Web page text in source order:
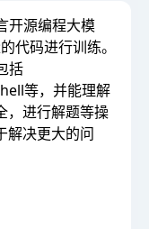
开源编程大模
代码进行训练。
括
等，并能理解
，进行解题等操
解决更大的问